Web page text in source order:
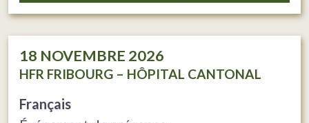
18 NOVEMBRE 2026
HFR FRIBOURG – HÔPITAL CANTONAL
Français